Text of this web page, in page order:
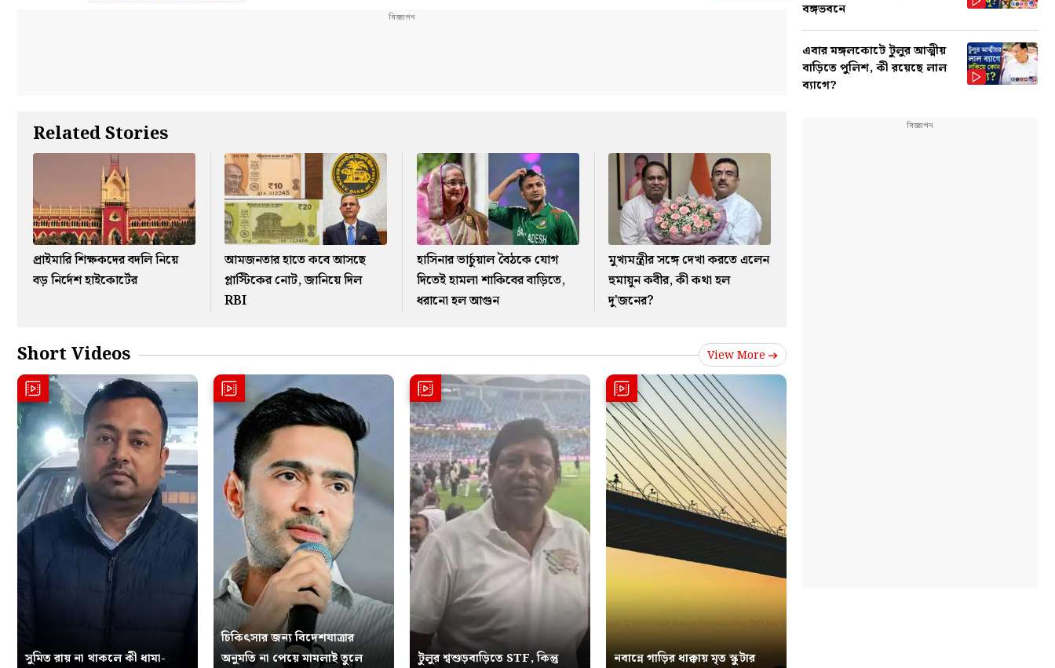
Related Stories
প্রাইমারি শিক্ষকদের বদলি নিয়ে
বড় নির্দেশ হাইকোর্টের
আমজনতার হাতে কবে আসছে
প্লাস্টিকের নোট, জানিয়ে দিল
RBI
হাসিনার ভার্চুয়াল বৈঠকে যোগ
দিতেই হামলা শাকিবের বাড়িতে,
ধরানো হল আগুন
মুখ্যমন্ত্রীর সঙ্গে দেখা করতে এলেন
হুমায়ুন কবীর, কী কথা হল
দু'জনের?
Short Videos View More
সুমিত রায় না থাকলে কী ধামা-
চিকিৎসার জন্য বিদেশযাত্রার
অনুমতি না পেয়ে মামলাই তুলে
টুলুর শ্বশুড়বাড়িতে STF, কিন্তু নবান্নে গাড়ির ধাক্কায় মৃত স্কুটার
বঙ্গভবনে
এবার মঙ্গলকোটে টুলুর আত্মীয়
বাড়িতে পুলিশ, কী রয়েছে লাল
ব্যাগে?